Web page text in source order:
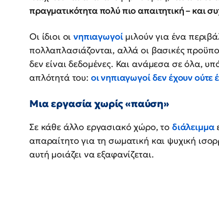
πραγματικότητα πολύ πιο απαιτητική – και
Οι ίδιοι οινηπιαγωγοίμιλούν για ένα
πολλαπλασιάζονται, αλλά οι βασικές
δεν είναι δεδομένες. Και ανάμεσα σε όλα,
απλότητά του: οι νηπιαγωγοί δεν έχουν ούτε
Μια εργασία χωρίς «παύση»
Σε κάθε άλλο εργασιακό χώρο, το διάλειμμα
απαραίτητο για τη σωματική και ψυχική
αυτή μοιάζει να εξαφανίζεται.